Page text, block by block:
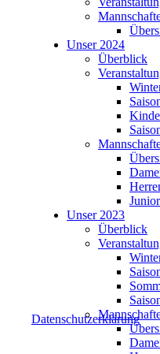
Datenschutzerklärung
Unser 2024
Überblick
Unser 2023
Überblick